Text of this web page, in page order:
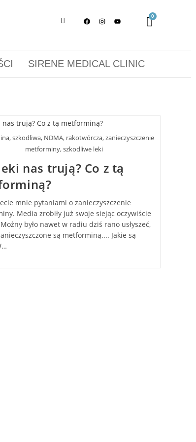
SIRENE MEDICAL CLINIC
szkodliwa, NDMA, rakotwórcza, zanieczyszczenie
metforminy, szkodliwe leki
nas trują? Co z tą
mnie pytaniami o zanieczyszczenie
Media zrobiły już swoje siejąc oczywiście
było nawet w radiu dziś rano usłyszeć,
są metforminą.... Jakie są